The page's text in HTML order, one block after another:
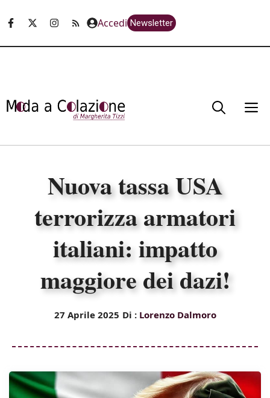
Accedi Newsletter
Nuova tassa USA
terrorizza armatori
italiani: impatto
maggiore dei dazi!
27 Aprile 2025 Di : Lorenzo Dalmoro